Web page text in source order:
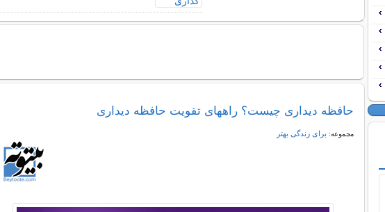
حافظه دیداری چیست؟ راههای تقویت حافظه دیداری
مجموعه: برای زندگی بهتر